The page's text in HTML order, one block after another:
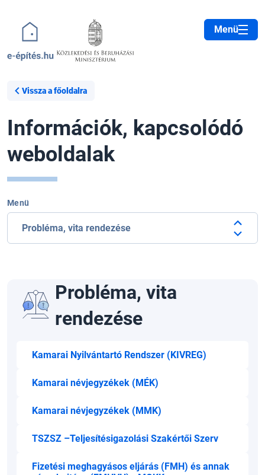
Menü
Vissza a főoldalra
Információk, kapcsolódó
weboldalak
Menü
Probléma, vita rendezése
Probléma, vita
rendezése
Kamarai Nyilvántartó Rendszer (KIVREG)
Kamarai névjegyzékek (MÉK)
Kamarai névjegyzékek (MMK)
TSZSZ –Teljesítésigazolási Szakértői Szerv
Fizetési meghagyásos eljárás (FMH) és annak